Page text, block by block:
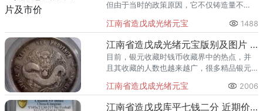
但由于当时的政策原因，它不仅铸造量不
就已经被撤销了，所以江南戊成光绪元宝银
元存在的历史意义非
江南省造戊成光绪元宝 1488
江南省造戊成光绪元宝版别及图片 最新市价多少
目前，银元收藏时钱币收藏界中的热点，并
且其收藏的人数也越来越广，很多精品银元
银元系晚清时期江南省造的银币，此版钱币
的发行量不是很
江南省造戊成光绪元宝 2006
江南省造戊戌库平七钱二分 近期价格